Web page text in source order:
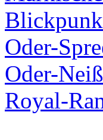
Oder-
Oder-
Royal-